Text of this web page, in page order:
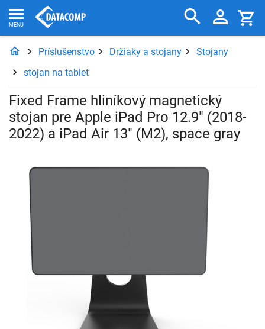
Príslušenstvo Držiaky a stojany
Stojany
stojan na tablet
Fixed Frame hliníkový magnetický
stojan pre Apple iPad Pro 12.9" (2018-
2022) a iPad Air 13" (M2), space gray